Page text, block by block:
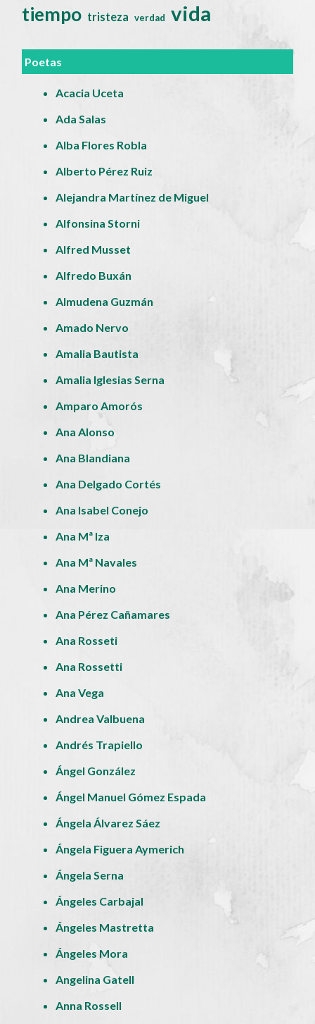
tiempo tristeza verdad vida
Poetas
Acacia Uceta
Ada Salas
Alba Flores Robla
Alberto Pérez Ruiz
Alejandra Martínez de Miguel
Alfonsina Storni
Alfred Musset
Alfredo Buxán
Almudena Guzmán
Amado Nervo
Amalia Bautista
Amalia Iglesias Serna
Amparo Amorós
Ana Alonso
Ana Blandiana
Ana Delgado Cortés
Ana Isabel Conejo
Ana Mª Iza
Ana Mª Navales
Ana Merino
Ana Pérez Cañamares
Ana Rosseti
Ana Rossetti
Ana Vega
Andrea Valbuena
Andrés Trapiello
Ángel González
Ángel Manuel Gómez Espada
Ángela Álvarez Sáez
Ángela Figuera Aymerich
Ángela Serna
Ángeles Carbajal
Ángeles Mastretta
Ángeles Mora
Angelina Gatell
Anna Rossell